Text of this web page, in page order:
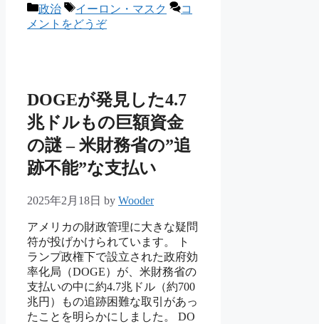
カ
テ
政治
タ
グ
イーロン・マスク
コ
メントをどうぞ
DOGEが発見した4.7
兆ドルもの巨額資金
の謎 – 米財務省の”追
跡不能”な支払い
2025年2月18日 by Wooder
アメリカの財政管理に大きな疑問
符が投げかけられています。 ト
ランプ政権下で設立された政府効
率化局（DOGE）が、米財務省の
支払いの中に約4.7兆ドル（約700
兆円）もの追跡困難な取引があっ
たことを明らかにしました。 DO